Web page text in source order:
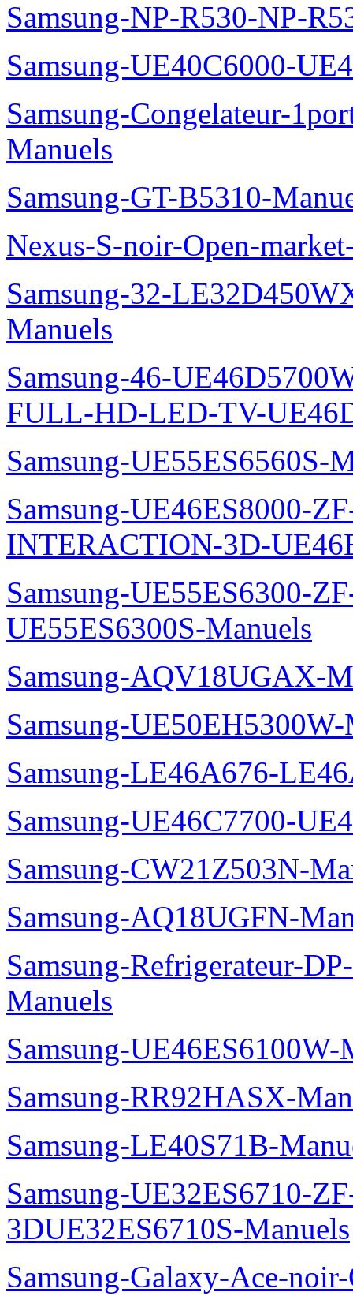
Samsung-NP-R530-NP-
Samsung-UE40C6000-
Samsung-Congelateur-
Manuels
Samsung-GT-B5310-
Nexus-S-noir-Open-
Samsung-32-
Manuels
Samsung-46-
FULL-HD-LED-TV-
Samsung-UE55ES6560S-
Samsung-UE46ES8000-
INTERACTION-3D-
Samsung-UE55ES6300-
UE55ES6300S-Manuels
Samsung-AQV18UGAX-
Samsung-UE50EH5300W-
Samsung-LE46A676-
Samsung-UE46C7700-
Samsung-CW21Z503N-
Samsung-AQ18UGFN-
Samsung-Refrigerateur-
Manuels
Samsung-UE46ES6100W-
Samsung-RR92HASX-
Samsung-LE40S71B-
Samsung-UE32ES6710-
3DUE32ES6710S-Manuels
Samsung-Galaxy-Ace-